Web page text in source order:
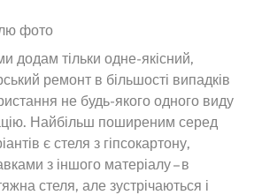
фото
додам тільки одне-якісний,
ремонт в більшості випадків
не будь-якого одного виду
Найбільш поширеним серед
є стеля з гіпсокартону,
з іншого матеріалу – в
стеля, але зустрічаються і